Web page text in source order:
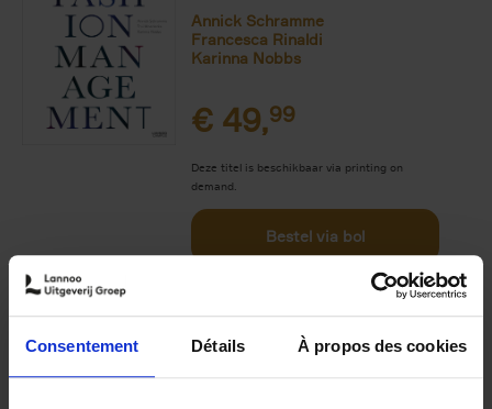
Consentement Détails À propos des cookies
Annick Schramme
Francesca Rinaldi
Karinna Nobbs
€ 49,99
Deze titel is beschikbaar via printing on
demand.
Bestel via bol
Frais de livraison : € 3,99 (Benelux)
Livraison en 1 à 2 jours ouvrables